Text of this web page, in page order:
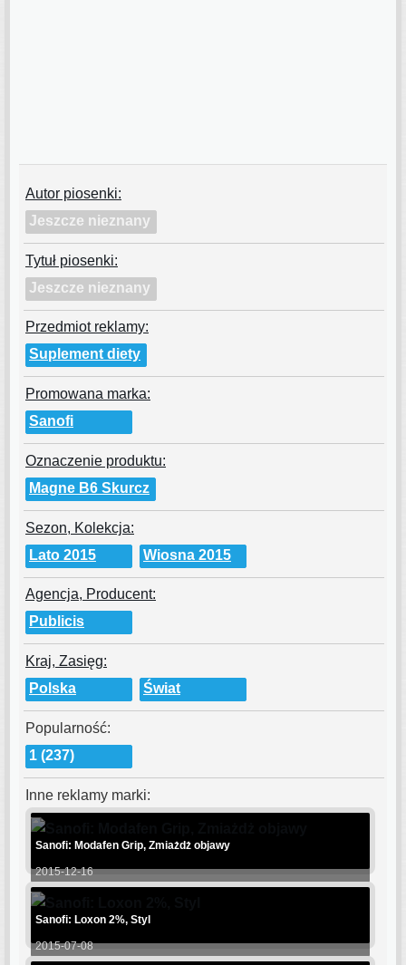
Autor piosenki:
Jeszcze nieznany
Tytuł piosenki:
Jeszcze nieznany
Przedmiot reklamy:
Suplement diety
Promowana marka:
Sanofi
Oznaczenie produktu:
Magne B6 Skurcz
Sezon, Kolekcja:
Lato 2015
Wiosna 2015
Agencja, Producent:
Publicis
Kraj, Zasięg:
Polska
Świat
Popularność:
1 (237)
Inne reklamy marki:
Sanofi: Modafen Grip, Zmiażdż objawy
2015-12-16
Sanofi: Loxon 2%, Styl
2015-07-08